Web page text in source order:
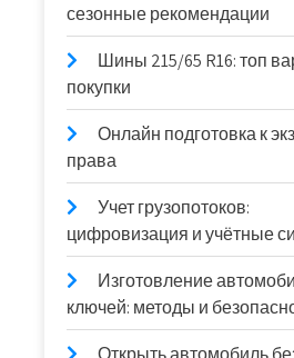
сезонные рекомендации
Шины 215/65 R16: топ
покупки
Онлайн подготовка к
права
Учет грузопотоков:
цифровизация и учётные
Изготовление
ключей: методы и